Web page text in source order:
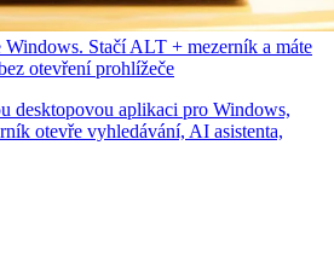
Stačí ALT + mezerník a máte
otevření prohlížeče
desktopovou aplikaci pro Windows,
otevře vyhledávání, AI asistenta,